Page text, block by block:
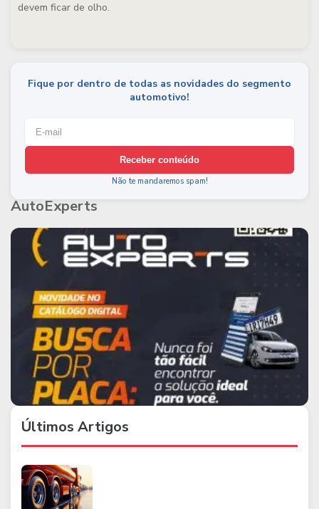
devem ficar de olho.
Fique por dentro de todas as novidades do segmento
automotivo!
Receber conteúdo
Não te mandaremos spam!
AutoExperts
Últimos Artigos